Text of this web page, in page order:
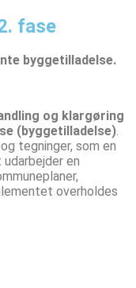
fase
byggetilladelse.
og klargøring
(byggetilladelse).
tegninger, som en
en
overholdes